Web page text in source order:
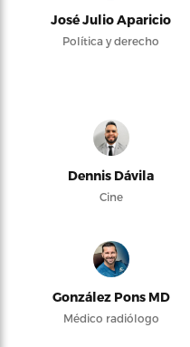
José Julio Aparicio
Política y derecho
Dennis Dávila
Cine
González Pons MD
Médico radiólogo